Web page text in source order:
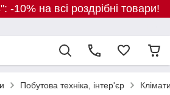
": -10% на всі роздрібні товари!
Побутова техніка, інтер'єр